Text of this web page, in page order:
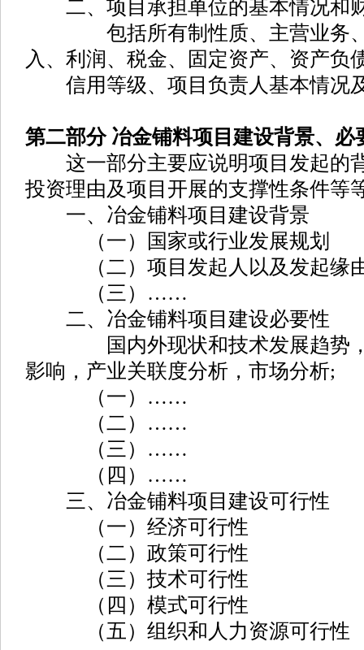
二、项目承担单位的基本情况和
包括所有制性质、主营业务、
入、利润、税金、固定资产、资产负
信用等级、项目负责人基本情况
第二部分 冶金铺料项目建设背景、必
这一部分主要应说明项目发起的
投资理由及项目开展的支撑性条件等
一、冶金铺料项目建设背景
（一）国家或行业发展规划
（二）项目发起人以及发起缘
（三）……
二、冶金铺料项目建设必要性
国内外现状和技术发展趋势，
影响，产业关联度分析，市场分析;
（一）……
（二）……
（三）……
（四）……
三、冶金铺料项目建设可行性
（一）经济可行性
（二）政策可行性
（三）技术可行性
（四）模式可行性
（五）组织和人力资源可行性